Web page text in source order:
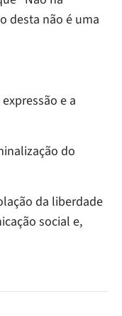
desta não é uma
e a
do
da liberdade
social e,